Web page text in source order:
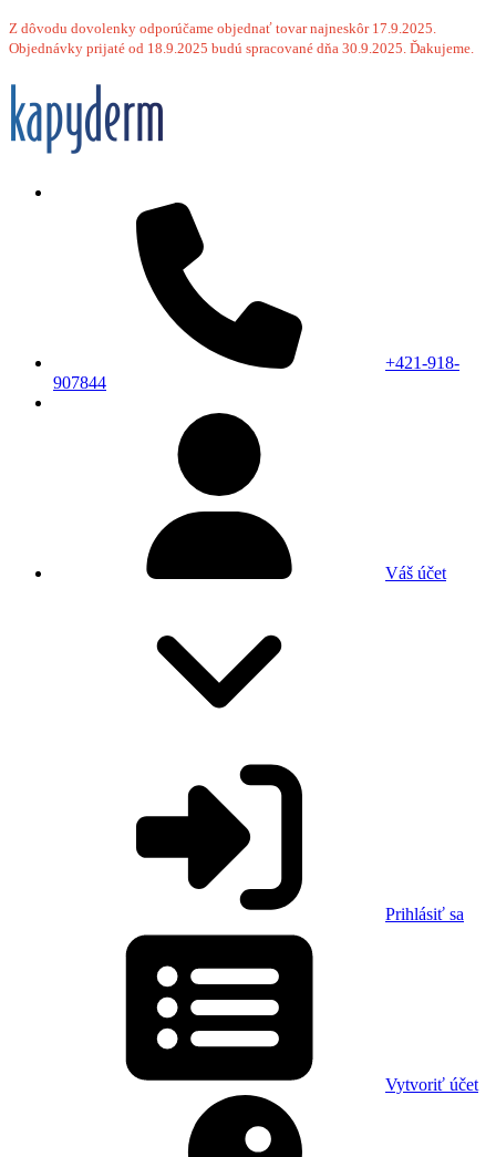
Z dôvodu dovolenky odporúčame objednať tovar najneskôr 17.9.2025.
Objednávky prijaté od 18.9.2025 budú spracované dňa 30.9.2025. Ďakujeme.
+421-918-
907844
Váš účet
Prihlásiť sa
Vytvoriť účet